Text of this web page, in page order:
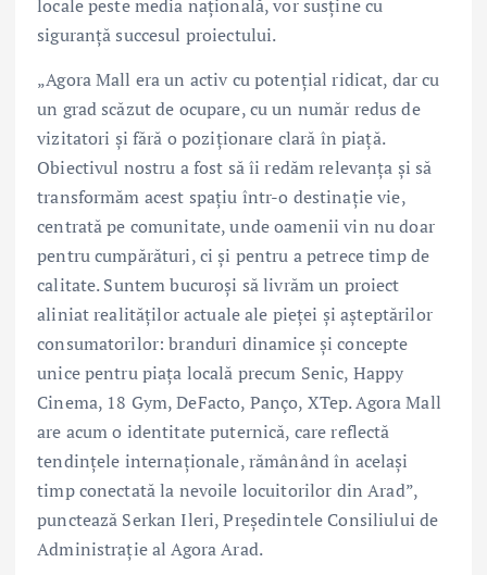
locale peste media națională, vor susține cu
siguranță succesul proiectului.
„Agora Mall era un activ cu potențial ridicat, dar cu
un grad scăzut de ocupare, cu un număr redus de
vizitatori și fără o poziționare clară în piață.
Obiectivul nostru a fost să îi redăm relevanța și să
transformăm acest spațiu într-o destinație vie,
centrată pe comunitate, unde oamenii vin nu doar
pentru cumpărături, ci și pentru a petrece timp de
calitate. Suntem bucuroși să livrăm un proiect
aliniat realităților actuale ale pieței și așteptărilor
consumatorilor: branduri dinamice și concepte
unice pentru piața locală precum Senic, Happy
Cinema, 18 Gym, DeFacto, Panço, XTep. Agora Mall
are acum o identitate puternică, care reflectă
tendințele internaționale, rămânând în același
timp conectată la nevoile locuitorilor din Arad”,
punctează Serkan Ileri, Președintele Consiliului de
Administrație al Agora Arad.